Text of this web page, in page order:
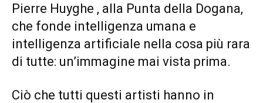
Pierre Huyghe , alla Punta della Dogana,
che fonde intelligenza umana e
intelligenza artificiale nella cosa più rara
di tutte: un’immagine mai vista prima.
Ciò che tutti questi artisti hanno in